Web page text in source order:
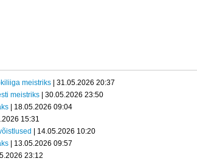
meistriks | 31.05.2026 20:37
meistriks | 30.05.2026 23:50
| 18.05.2026 09:04
15:31
| 14.05.2026 10:20
| 13.05.2026 09:57
23:12